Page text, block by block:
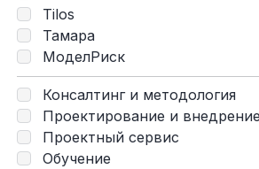
Tilos
Тамара
МоделРиск
Консалтинг и методология
Проектирование и
Проектный сервис
Обучение